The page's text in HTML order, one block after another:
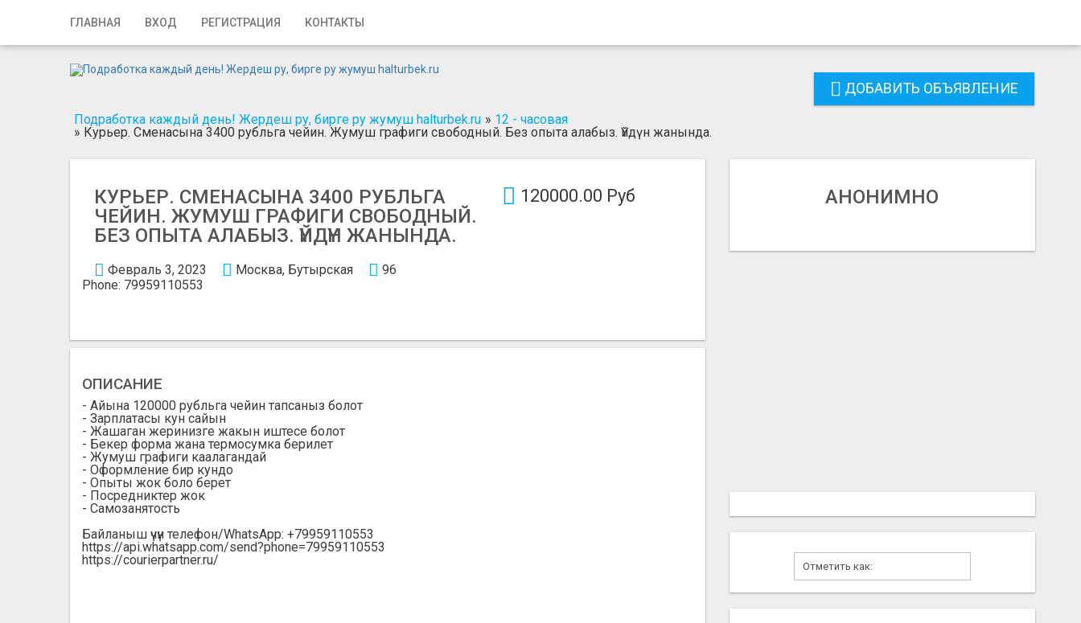
ГЛАВНАЯ ВХОД РЕГИСТРАЦИЯ КОНТАКТЫ
Главная
Контакты
ДОБАВИТЬ ОБЪЯВЛЕНИЕ
Подработка каждый день! Жердеш ру, бирге ру жумуш halturbek.ru » 12 - часовая
» Курьер. Сменасына 3400 рубльга чейин. Жумуш графиги свободный. Без опыта алабыз. Үйдүн жанында.
КУРЬЕР. СМЕНАСЫНА 3400 РУБЛЬГА
ЧЕЙИН. ЖУМУШ ГРАФИГИ СВОБОДНЫЙ.
БЕЗ ОПЫТА АЛАБЫЗ. ҮЙДҮН ЖАНЫНДА.
120000.00 Руб
Февраль 3, 2023 Москва, Бутырская
96
Phone: 79959110553
ОПИСАНИЕ
- Айына 120000 рубльга чейин тапсаныз болот
- Зарплатасы кун сайын
- Жашаган жеринизге жакын иштесе болот
- Бекер форма жана термосумка берилет
- Жумуш графиги каалагандай
- Оформление бир кундо
- Опыты жок боло берет
- Посредниктер жок
- Самозанятость
Байланыш үчүн телефон/WhatsApp: +79959110553
https://api.whatsapp.com/send?phone=79959110553
https://courierpartner.ru/
АНОНИМНО